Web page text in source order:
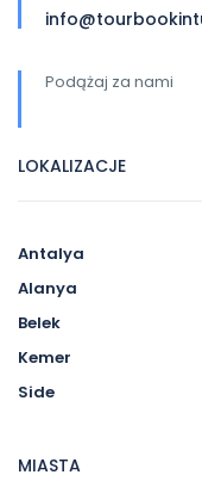
Podążaj za nami
LOKALIZACJE
Antalya
Alanya
Belek
Kemer
Side
MIASTA